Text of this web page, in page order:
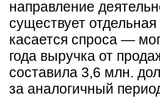
направление
существует
касается спроса —
года выручка от
составила 3,6 млн.
за аналогичный